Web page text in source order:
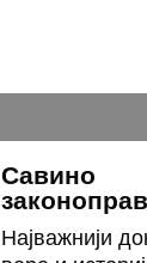
Савино
Најважнији